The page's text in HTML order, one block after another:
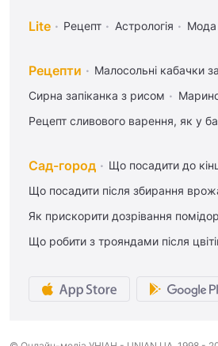
Lite Рецепт Астрологія Мода
Рецепти Малосольні кабачки
Сирна запіканка з рисом
Рецепт сливового варення, як у
Сад-город Що посадити до
Що посадити після збирання
Як прискорити дозрівання
Що робити з трояндами після